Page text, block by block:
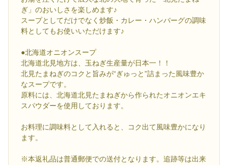
ぎ」のおいしさを楽しめます♪
スープとしてだけでなく炒飯・カレー・ハンバーグの調味
料としてもお使いいただけます♪
●北海道オニオンスープ
北海道北見地方は、玉ねぎ生産量が日本一！！
北見たまねぎのコクと旨みが“ぎゅっと”詰まった風味豊か
なスープです。
原料には、北海道北見たまねぎから作られたオニオンエキ
スパウダーを使用しております。
お料理に調味料として入れると、コク出て風味豊かになり
ます。
※本返礼品は普通郵便での送付となります。追跡等は出来